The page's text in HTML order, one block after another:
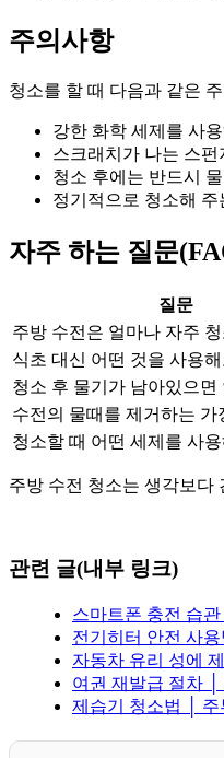
주의사항
청소를 할 때 다음과 같은
강한 화학 세제를 사
스크래치가 나는 스
청소 후에는 반드시
정기적으로 청소해
자주 하는 질문
질문
주방 수전은 얼마나 자주
식초 대신 어떤 것을 사용
청소 후 물기가 남아있으면
수전의 물때를 제거하는 가
청소할 때 어떤 세제를 사
주방 수전 청소는 생각보다
관련 글(내부 링크)
스마트폰 충전 습
전기히터 안전 사
자동차 유리 성에
여권 재발급 절차
제습기 청소법 │ 주